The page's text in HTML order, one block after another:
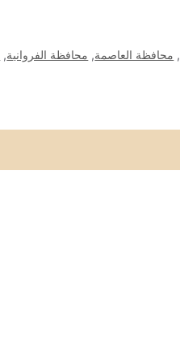
, محافظة العاصمة, محافظة الفروانية,